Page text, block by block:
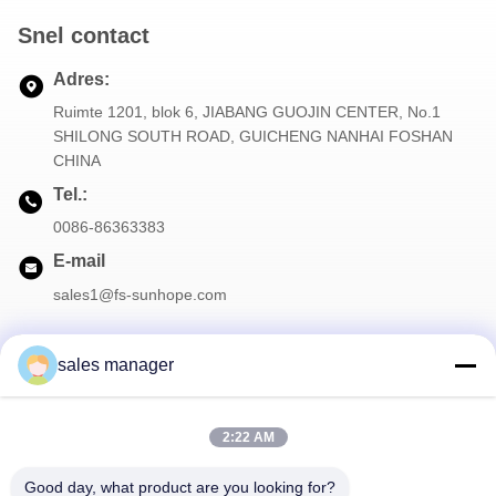
Snel contact
Adres:
Ruimte 1201, blok 6, JIABANG GUOJIN CENTER, No.1
SHILONG SOUTH ROAD, GUICHENG NANHAI FOSHAN
CHINA
Tel.:
0086-86363383
E-mail
sales1@fs-sunhope.com
sales manager
2:22 AM
Good day, what product are you looking for?